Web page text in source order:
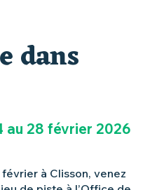
dans
au 28 février 2026
à Clisson, venez